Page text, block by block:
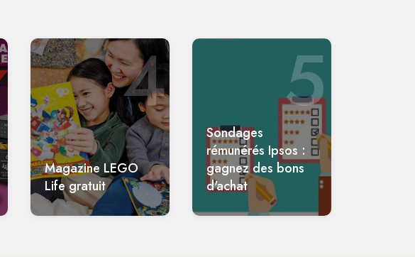
4
Magazine LEGO
Life gratuit
5
Sondages
rémunérés Ipsos :
gagnez des bons
d'achat